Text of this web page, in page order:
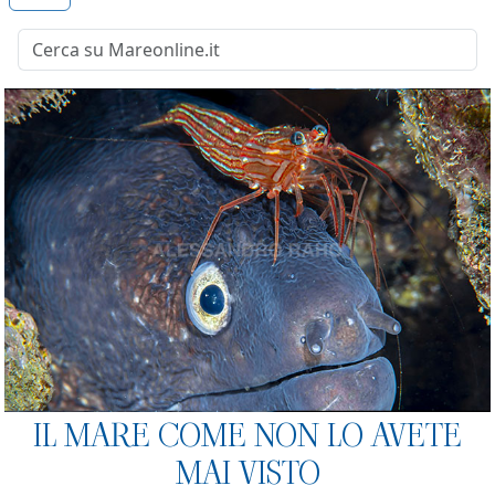
IL MARE COME NON LO AVETE
MAI VISTO